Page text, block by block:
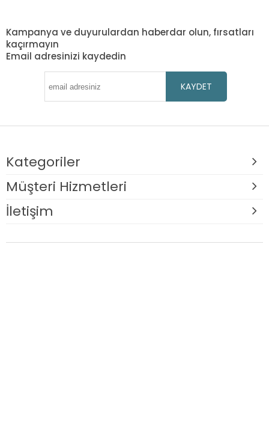
Kampanya ve duyurulardan haberdar olun, fırsatları
kaçırmayın
Email adresinizi kaydedin
KAYDET
Kategoriler
Müşteri Hizmetleri
İletişim